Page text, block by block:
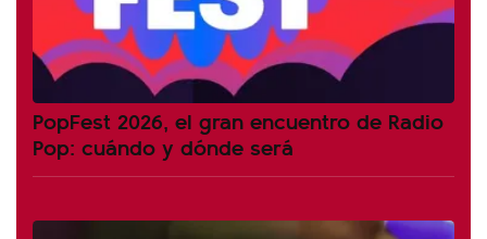
PopFest 2026, el gran encuentro de Radio
Pop: cuándo y dónde será